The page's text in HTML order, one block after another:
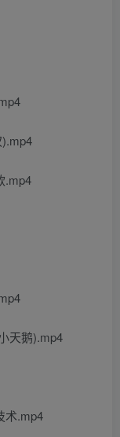
.mp4
天鹅).mp4
术.mp4